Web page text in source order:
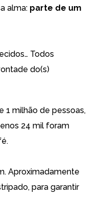
alma: parte de um
Todos
do(s)
1 milhão de pessoas,
24 mil foram
Aproximadamente
para garantir